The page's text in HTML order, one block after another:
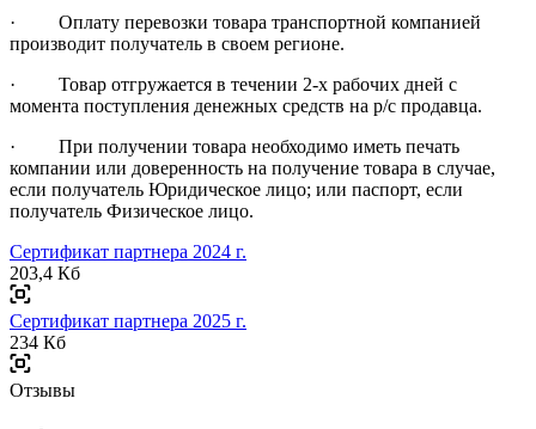
· Оплату перевозки товара транспортной компанией
производит получатель в своем регионе.
· Товар отгружается в течении 2-х рабочих дней с
момента поступления денежных средств на р/с продавца.
· При получении товара необходимо иметь печать
компании или доверенность на получение товара в случае,
если получатель Юридическое лицо; или паспорт, если
получатель Физическое лицо.
Сертификат партнера 2024 г.
203,4 Кб
Сертификат партнера 2025 г.
234 Кб
Отзывы